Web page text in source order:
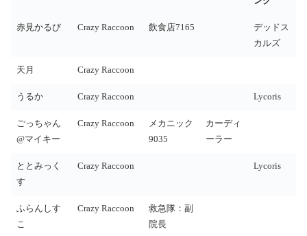
赤見かるび Crazy Raccoon 飲食店7165
デッドス
カルズ
天月 Crazy Raccoon
うるか Crazy Raccoon Lycoris
ごっちゃん
@マイキー
Crazy Raccoon
メカニック
9035
カーディ
ーラー
ととみっく
す
Crazy Raccoon Lycoris
ふらんしす
こ
Crazy Raccoon
救急隊：副
院長